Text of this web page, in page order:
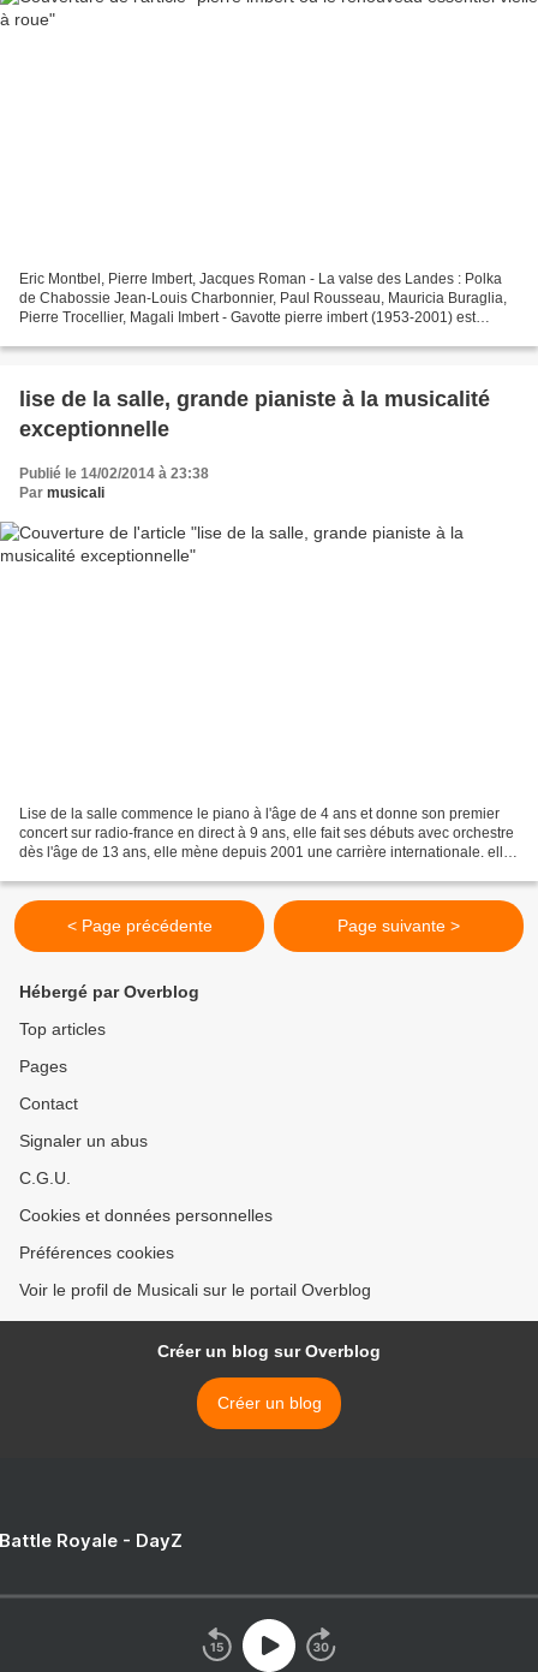
Eric Montbel, Pierre Imbert, Jacques Roman - La valse des Landes : Polka
de Chabossie Jean-Louis Charbonnier, Paul Rousseau, Mauricia Buraglia,
Pierre Trocellier, Magali Imbert - Gavotte pierre imbert (1953-2001) est
lise de la salle, grande pianiste à la musicalité
exceptionnelle
Publié le 14/02/2014 à 23:38
Par musicali
Lise de la salle commence le piano à l'âge de 4 ans et donne son premier
concert sur radio-france en direct à 9 ans, elle fait ses débuts avec orchestre
dès l'âge de 13 ans, elle mène depuis 2001 une carrière internationale. elle
< Page précédente Page suivante >
Hébergé par Overblog
Top articles
Pages
Contact
Signaler un abus
C.G.U.
Cookies et données personnelles
Préférences cookies
Voir le profil de Musicali sur le portail Overblog
Créer un blog sur Overblog
Créer un blog
Royale - DayZ